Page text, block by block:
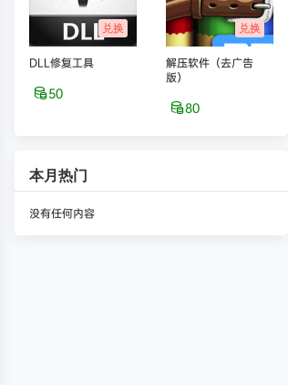
兑换
DLL修复工具
50
兑换
解压软件（去广告
版）
80
本月热门
没有任何内容